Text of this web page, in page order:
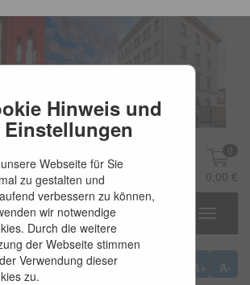
Hinweis und
Einstellungen
Webseite für Sie
zu gestalten und
verbessern zu können,
wir notwendige
Durch die weitere
der Webseite stimmen
Verwendung dieser
zu.
DE
0
0,00 €
Toggle
A-
A+